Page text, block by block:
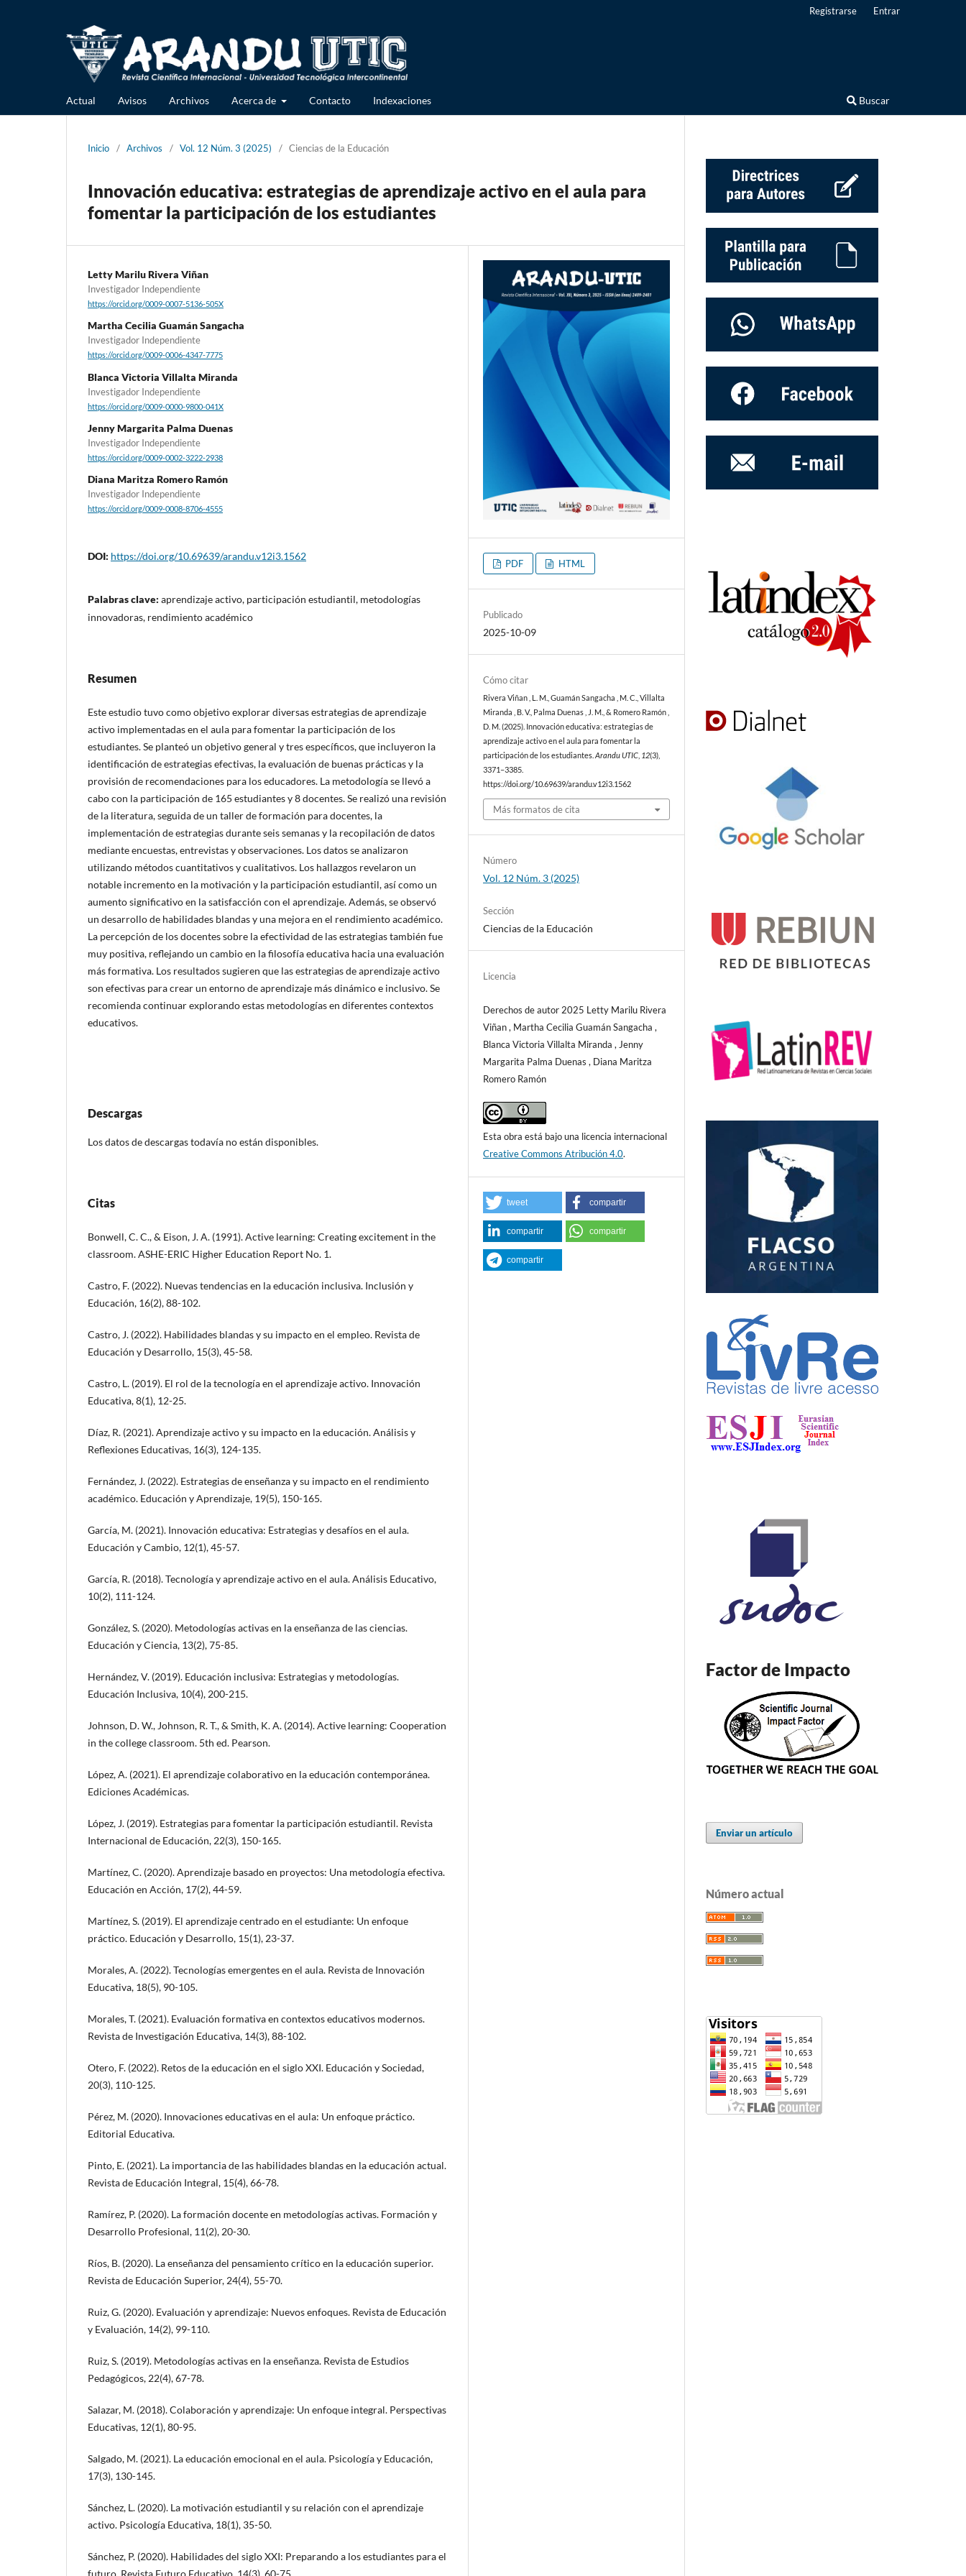
Actual Avisos Archivos Acerca de Contacto Indexaciones Buscar
Registrarse Entrar
Inicio / Archivos / Vol. 12 Núm. 3 (2025) / Ciencias de la Educación
Innovación educativa: estrategias de aprendizaje activo en el aula para
fomentar la participación de los estudiantes
Letty Marilu Rivera Viñan
Investigador Independiente
https://orcid.org/0009-0007-5136-505X
Martha Cecilia Guamán Sangacha
Investigador Independiente
https://orcid.org/0009-0006-4347-7775
Blanca Victoria Villalta Miranda
Investigador Independiente
https://orcid.org/0009-0000-9800-041X
Jenny Margarita Palma Duenas
Investigador Independiente
https://orcid.org/0009-0002-3222-2938
Diana Maritza Romero Ramón
Investigador Independiente
https://orcid.org/0009-0008-8706-4555
DOI: https://doi.org/10.69639/arandu.v12i3.1562
Palabras clave: aprendizaje activo, participación estudiantil, metodologías
innovadoras, rendimiento académico
Resumen
Este estudio tuvo como objetivo explorar diversas estrategias de aprendizaje
activo implementadas en el aula para fomentar la participación de los
estudiantes. Se planteó un objetivo general y tres específicos, que incluyeron la
identificación de estrategias efectivas, la evaluación de buenas prácticas y la
provisión de recomendaciones para los educadores. La metodología se llevó a
cabo con la participación de 165 estudiantes y 8 docentes. Se realizó una revisión
de la literatura, seguida de un taller de formación para docentes, la
implementación de estrategias durante seis semanas y la recopilación de datos
mediante encuestas, entrevistas y observaciones. Los datos se analizaron
utilizando métodos cuantitativos y cualitativos. Los hallazgos revelaron un
notable incremento en la motivación y la participación estudiantil, así como un
aumento significativo en la satisfacción con el aprendizaje. Además, se observó
un desarrollo de habilidades blandas y una mejora en el rendimiento académico.
La percepción de los docentes sobre la efectividad de las estrategias también fue
muy positiva, reflejando un cambio en la filosofía educativa hacia una evaluación
más formativa. Los resultados sugieren que las estrategias de aprendizaje activo
son efectivas para crear un entorno de aprendizaje más dinámico e inclusivo. Se
recomienda continuar explorando estas metodologías en diferentes contextos
educativos.
Descargas
Los datos de descargas todavía no están disponibles.
Citas
Bonwell, C. C., & Eison, J. A. (1991). Active learning: Creating excitement in the
classroom. ASHE-ERIC Higher Education Report No. 1.
Castro, F. (2022). Nuevas tendencias en la educación inclusiva. Inclusión y
Educación, 16(2), 88-102.
Castro, J. (2022). Habilidades blandas y su impacto en el empleo. Revista de
Educación y Desarrollo, 15(3), 45-58.
Castro, L. (2019). El rol de la tecnología en el aprendizaje activo. Innovación
Educativa, 8(1), 12-25.
Díaz, R. (2021). Aprendizaje activo y su impacto en la educación. Análisis y
Reflexiones Educativas, 16(3), 124-135.
Fernández, J. (2022). Estrategias de enseñanza y su impacto en el rendimiento
académico. Educación y Aprendizaje, 19(5), 150-165.
García, M. (2021). Innovación educativa: Estrategias y desafíos en el aula.
Educación y Cambio, 12(1), 45-57.
García, R. (2018). Tecnología y aprendizaje activo en el aula. Análisis Educativo,
10(2), 111-124.
González, S. (2020). Metodologías activas en la enseñanza de las ciencias.
Educación y Ciencia, 13(2), 75-85.
Hernández, V. (2019). Educación inclusiva: Estrategias y metodologías.
Educación Inclusiva, 10(4), 200-215.
Johnson, D. W., Johnson, R. T., & Smith, K. A. (2014). Active learning: Cooperation
in the college classroom. 5th ed. Pearson.
López, A. (2021). El aprendizaje colaborativo en la educación contemporánea.
Ediciones Académicas.
López, J. (2019). Estrategias para fomentar la participación estudiantil. Revista
Internacional de Educación, 22(3), 150-165.
Martínez, C. (2020). Aprendizaje basado en proyectos: Una metodología efectiva.
Educación en Acción, 17(2), 44-59.
Martínez, S. (2019). El aprendizaje centrado en el estudiante: Un enfoque
práctico. Educación y Desarrollo, 15(1), 23-37.
Morales, A. (2022). Tecnologías emergentes en el aula. Revista de Innovación
Educativa, 18(5), 90-105.
Morales, T. (2021). Evaluación formativa en contextos educativos modernos.
Revista de Investigación Educativa, 14(3), 88-102.
Otero, F. (2022). Retos de la educación en el siglo XXI. Educación y Sociedad,
20(3), 110-125.
Pérez, M. (2020). Innovaciones educativas en el aula: Un enfoque práctico.
Editorial Educativa.
Pinto, E. (2021). La importancia de las habilidades blandas en la educación actual.
Revista de Educación Integral, 15(4), 66-78.
Ramírez, P. (2020). La formación docente en metodologías activas. Formación y
Desarrollo Profesional, 11(2), 20-30.
Ríos, B. (2020). La enseñanza del pensamiento crítico en la educación superior.
Revista de Educación Superior, 24(4), 55-70.
Ruiz, G. (2020). Evaluación y aprendizaje: Nuevos enfoques. Revista de Educación
y Evaluación, 14(2), 99-110.
Ruiz, S. (2019). Metodologías activas en la enseñanza. Revista de Estudios
Pedagógicos, 22(4), 67-78.
Salazar, M. (2018). Colaboración y aprendizaje: Un enfoque integral. Perspectivas
Educativas, 12(1), 80-95.
Salgado, M. (2021). La educación emocional en el aula. Psicología y Educación,
17(3), 130-145.
Sánchez, L. (2020). La motivación estudiantil y su relación con el aprendizaje
activo. Psicología Educativa, 18(1), 35-50.
Sánchez, P. (2020). Habilidades del siglo XXI: Preparando a los estudiantes para el
futuro. Revista Futuro Educativo, 14(3), 60-75.
PDF HTML
Publicado
2025-10-09
Cómo citar
Rivera Viñan , L. M., Guamán Sangacha , M. C., Villalta
Miranda , B. V., Palma Duenas , J. M., & Romero Ramón ,
D. M. (2025). Innovación educativa: estrategias de
aprendizaje activo en el aula para fomentar la
participación de los estudiantes.Arandu UTIC 12(3),
3371–3385.
https://doi.org/10.69639/arandu.v12i3.1562
Más formatos de cita
Número
Vol. 12 Núm. 3 (2025)
Sección
Ciencias de la Educación
Licencia
Derechos de autor 2025 Letty Marilu Rivera
Viñan , Martha Cecilia Guamán Sangacha ,
Blanca Victoria Villalta Miranda , Jenny
Margarita Palma Duenas , Diana Maritza
Romero Ramón
Esta obra está bajo una licencia internacional
Creative Commons Atribución 4.0.
tweet compartir
compartir compartir
compartir
Factor de Impacto
Enviar un artículo
Número actual